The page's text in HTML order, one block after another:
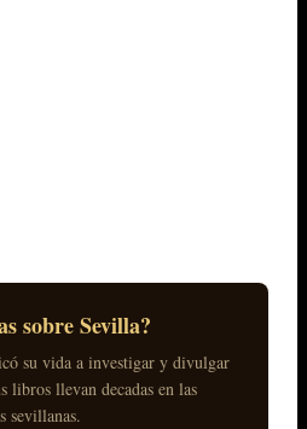
sobre Sevilla?
su vida a investigar y divulgar
libros llevan decadas en las
sevillanas.